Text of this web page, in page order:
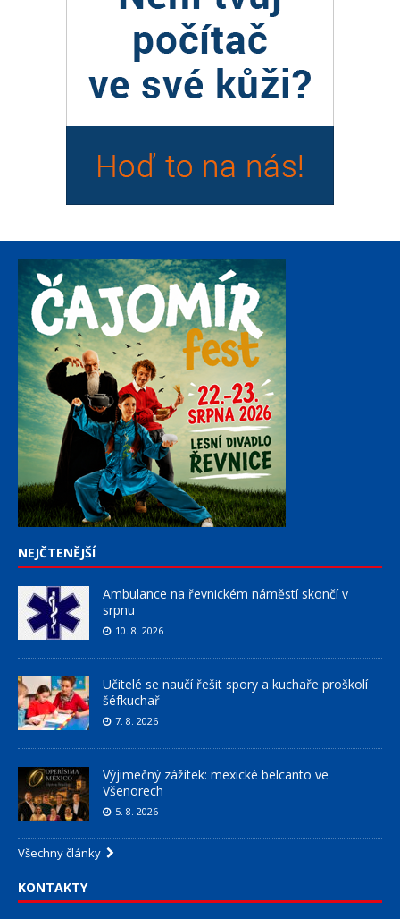
NEJČTENĚJŠÍ
Ambulance na řevnickém náměstí skončí v
srpnu
10. 8. 2026
Učitelé se naučí řešit spory a kuchaře proškolí
šéfkuchař
7. 8. 2026
Výjimečný zážitek: mexické belcanto ve
Všenorech
5. 8. 2026
Všechny články
KONTAKTY